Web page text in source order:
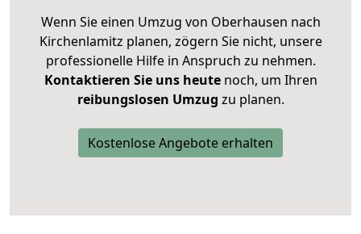
Wenn Sie einen Umzug von Oberhausen nach
Kirchenlamitz planen, zögern Sie nicht, unsere
professionelle Hilfe in Anspruch zu nehmen.
Kontaktieren Sie uns heutenoch, um Ihren
reibungslosen Umzug zu planen.
Kostenlose Angebote erhalten